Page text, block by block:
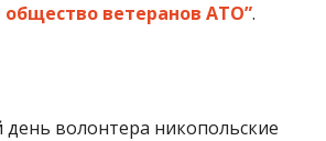
общество ветеранов АТО”.
волонтера никопольские